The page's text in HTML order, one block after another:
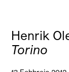
Henrik
Torino